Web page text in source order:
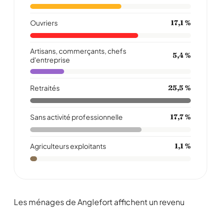
Ouvriers 17,1 %
Artisans, commerçants, chefs
d'entreprise
5,4 %
Retraités 25,5 %
Sans activité professionnelle 17,7 %
Agriculteurs exploitants 1,1 %
Les ménages de Anglefort affichent un revenu